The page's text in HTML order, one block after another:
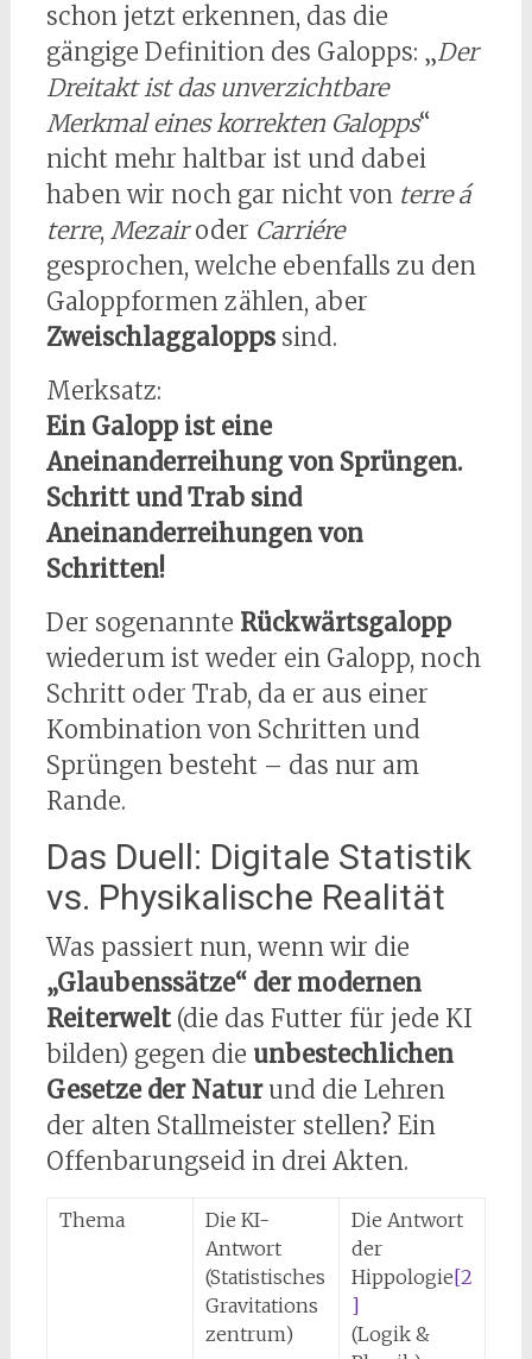
schon jetzt erkennen, das die
gängige Definition des Galopps: „Der
Dreitakt ist das unverzichtbare
Merkmal eines korrekten Galopps“
nicht mehr haltbar ist und dabei
haben wir noch gar nicht von terre á
terre, Mezairoder Carriére
gesprochen, welche ebenfalls zu den
Galoppformen zählen, aber
Zweischlaggalopps sind.
Merksatz:
Ein Galopp ist eine
Aneinanderreihung von Sprüngen.
Schritt und Trab sind
Aneinanderreihungen von
Schritten!
Der sogenannte Rückwärtsgalopp
wiederum ist weder ein Galopp, noch
Schritt oder Trab, da er aus einer
Kombination von Schritten und
Sprüngen besteht – das nur am
Rande.
Das Duell: Digitale Statistik
vs. Physikalische Realität
Was passiert nun, wenn wir die
„Glaubenssätze“ der modernen
Reiterwelt(die das Futter für jede KI
bilden) gegen die unbestechlichen
Gesetze der Naturund die Lehren
der alten Stallmeister stellen? Ein
Offenbarungseid in drei Akten.
Thema
Die KI-
Antwort
(Statistisches
Gravitations
zentrum)
Die Antwort
der
Hippologie[2
]
(Logik &